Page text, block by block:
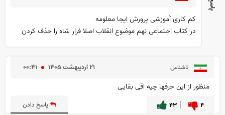
کم کاری آموزشی پرورش ایجا معلومه
در کتاب اجتماعی نهم موضوع انقلاب اصلا فرار شاه را حذف کردن
ناشناس ۰۰:۴۱ ۲۱ ارديبهشت ۱۴۰۵
منظور از این حرفها چیه اقی بقایی
۴ ۴۳ پاسخ دادن